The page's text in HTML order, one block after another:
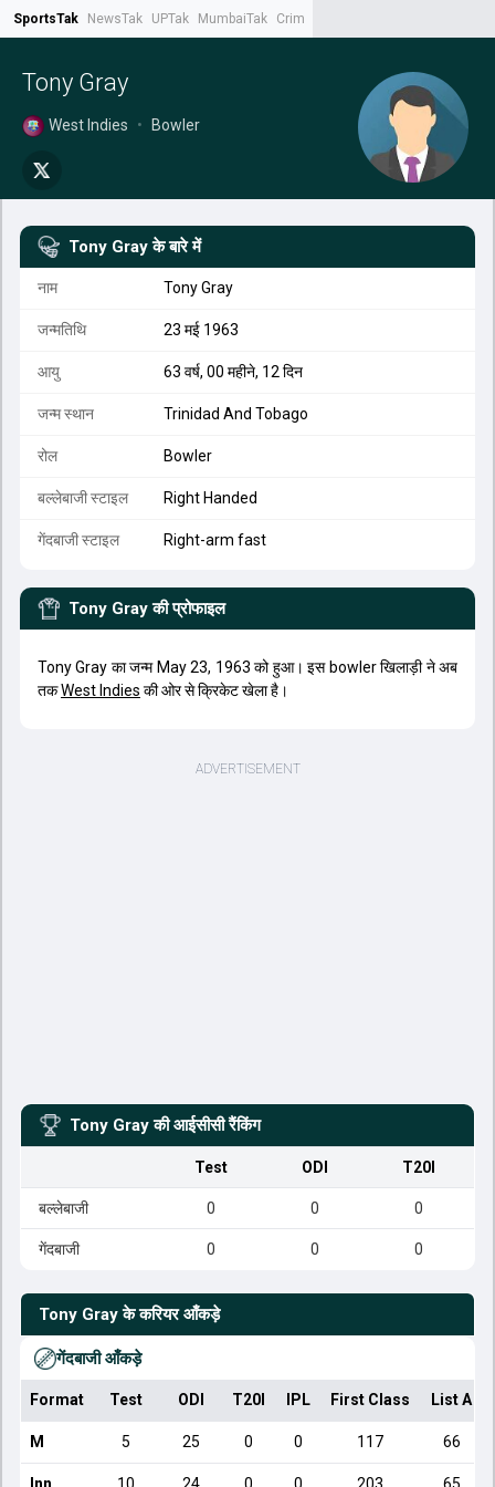
SportsTak NewsTak UPTak MumbaiTak CrimeTak
Tony Gray
West Indies • Bowler
Tony Gray के बारे में
नाम Tony Gray
जन्मतिथि 23 मई 1963
आयु 63 वर्ष, 00 महीने, 12 दिन
जन्म स्थान Trinidad And Tobago
रोल Bowler
बल्लेबाजी स्टाइल Right Handed
गेंदबाजी स्टाइल Right-arm fast
Tony Gray की प्रोफाइल
Tony Gray का जन्म May 23, 1963 को हुआ। इस bowler खिलाड़ी ने अब
तकWest Indies की ओर से क्रिकेट खेला है।
Tony Gray की आईसीसी रैंकिंग
Test ODI T20I
बल्लेबाजी 0 0 0
गेंदबाजी 0 0 0
Tony Gray के करियर आँकड़े
गेंदबाजी आँकड़े
Format Test ODI T20I IPL First Class List A
M 5 25 0 0 117 66